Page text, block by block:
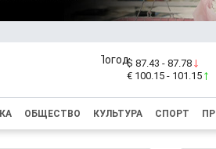
$ 87.43 - 87.78
€ 100.15 - 101.15
ОБЩЕСТВО КУЛЬТУРА СПОРТ